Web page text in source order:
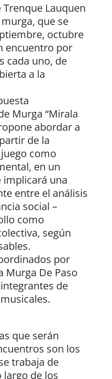
Lauquen
que se
octubre
encuentro por
cada uno, de
a la
Murga “Mirala
abordar a
de la
como
en un
implicará una
entre el análisis
social –
como
según
por
Murga De Paso
de
que serán
son los
trabaja de
largo de los